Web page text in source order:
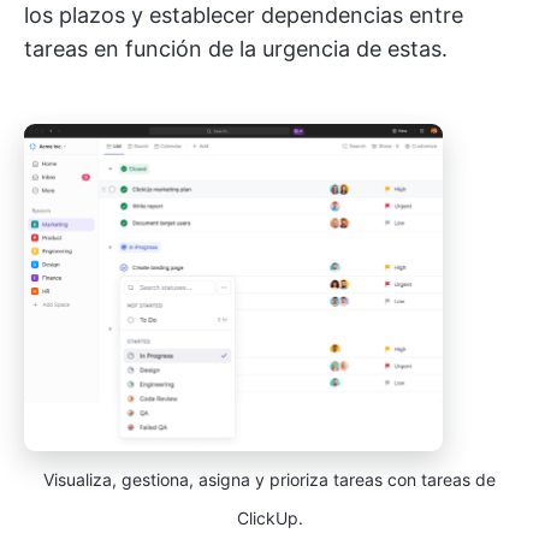
los plazos y establecer dependencias entre
tareas en función de la urgencia de estas.
Visualiza, gestiona, asigna y prioriza tareas con tareas de
ClickUp.